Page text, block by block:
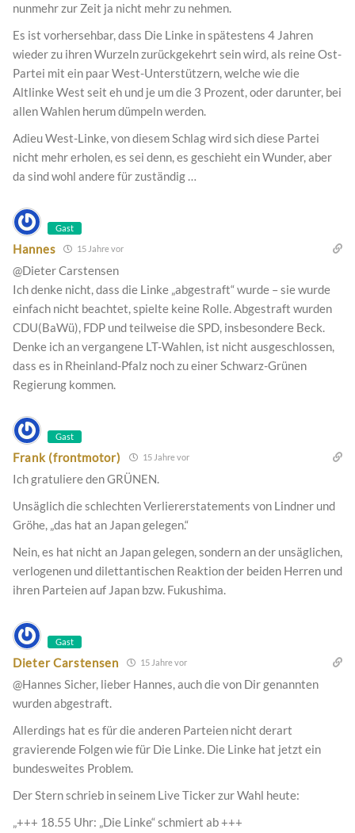
nunmehr zur Zeit ja nicht mehr zu nehmen.
Es ist vorhersehbar, dass Die Linke in spätestens 4 Jahren
wieder zu ihren Wurzeln zurückgekehrt sein wird, als reine Ost-
Partei mit ein paar West-Unterstützern, welche wie die
Altlinke West seit eh und je um die 3 Prozent, oder darunter, bei
allen Wahlen herum dümpeln werden.
Adieu West-Linke, von diesem Schlag wird sich diese Partei
nicht mehr erholen, es sei denn, es geschieht ein Wunder, aber
da sind wohl andere für zuständig …
Gast
Hannes 15 Jahre vor
@Dieter Carstensen
Ich denke nicht, dass die Linke „abgestraft“ wurde – sie wurde
einfach nicht beachtet, spielte keine Rolle. Abgestraft wurden
CDU(BaWü), FDP und teilweise die SPD, insbesondere Beck.
Denke ich an vergangene LT-Wahlen, ist nicht ausgeschlossen,
dass es in Rheinland-Pfalz noch zu einer Schwarz-Grünen
Regierung kommen.
Gast
Frank (frontmotor) 15 Jahre vor
Ich gratuliere den GRÜNEN.
Unsäglich die schlechten Verliererstatements von Lindner und
Gröhe, „das hat an Japan gelegen.“
Nein, es hat nicht an Japan gelegen, sondern an der unsäglichen,
verlogenen und dilettantischen Reaktion der beiden Herren und
ihren Parteien auf Japan bzw. Fukushima.
Gast
Dieter Carstensen 15 Jahre vor
@Hannes Sicher, lieber Hannes, auch die von Dir genannten
wurden abgestraft.
Allerdings hat es für die anderen Parteien nicht derart
gravierende Folgen wie für Die Linke. Die Linke hat jetzt ein
bundesweites Problem.
Der Stern schrieb in seinem Live Ticker zur Wahl heute:
„+++ 18.55 Uhr: „Die Linke“ schmiert ab +++